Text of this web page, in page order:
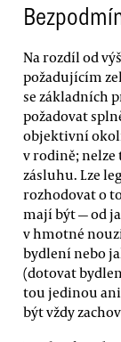
Na rozdíl od
požadujícím
se základních
požadovat
objektivní
v rodině; nelze
zásluhu. Lze
rozhodovat o
mají být — od
v hmotné
bydlení nebo
(dotovat
tou jedinou ani
být vždy